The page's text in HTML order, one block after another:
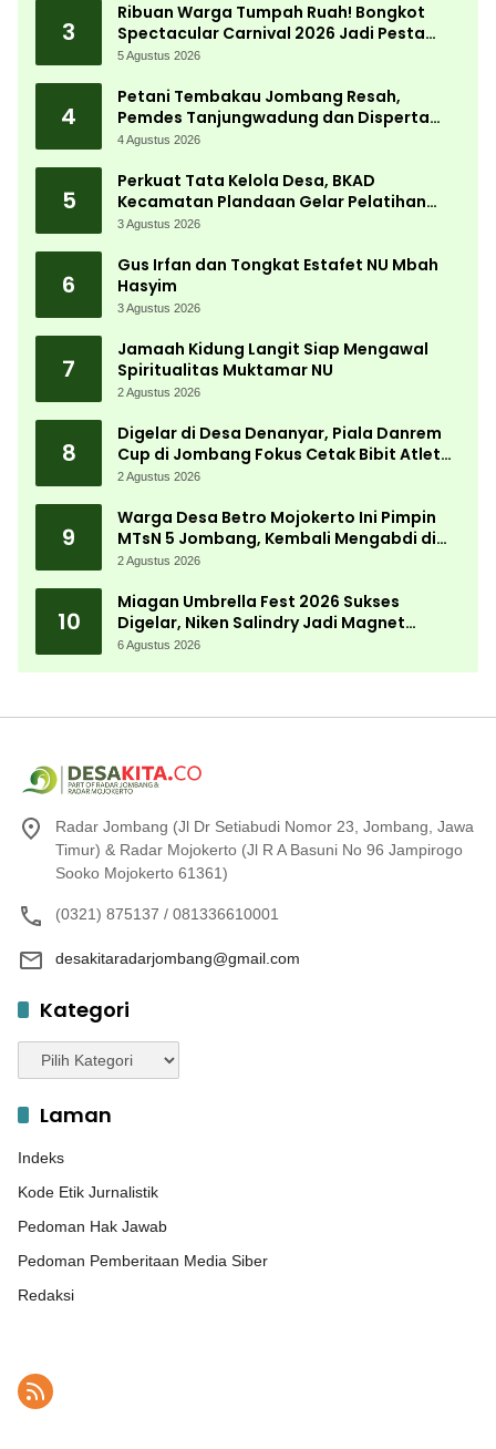
3
Ribuan Warga Tumpah Ruah! Bongkot
Spectacular Carnival 2026 Jadi Pesta
Kemerdekaan Terbesar di Peterongan
5 Agustus 2026
4
Petani Tembakau Jombang Resah,
Pemdes Tanjungwadung dan Disperta
Bergerak Cepat
4 Agustus 2026
5
Perkuat Tata Kelola Desa, BKAD
Kecamatan Plandaan Gelar Pelatihan
Aparatur Pemdes
3 Agustus 2026
6
Gus Irfan dan Tongkat Estafet NU Mbah
Hasyim
3 Agustus 2026
7
Jamaah Kidung Langit Siap Mengawal
Spiritualitas Muktamar NU
2 Agustus 2026
8
Digelar di Desa Denanyar, Piala Danrem
Cup di Jombang Fokus Cetak Bibit Atlet
Menembak Berprestasi
2 Agustus 2026
9
Warga Desa Betro Mojokerto Ini Pimpin
MTsN 5 Jombang, Kembali Mengabdi di
Almamater
2 Agustus 2026
10
Miagan Umbrella Fest 2026 Sukses
Digelar, Niken Salindry Jadi Magnet
Ribuan Pengunjung
6 Agustus 2026
Radar Jombang (Jl Dr Setiabudi Nomor 23, Jombang, Jawa
Timur) & Radar Mojokerto (Jl R A Basuni No 96 Jampirogo
Sooko Mojokerto 61361)
(0321) 875137 / 081336610001
desakitaradarjombang@gmail.com
Kategori
Kategori
Laman
Indeks
Kode Etik Jurnalistik
Pedoman Hak Jawab
Pedoman Pemberitaan Media Siber
Redaksi